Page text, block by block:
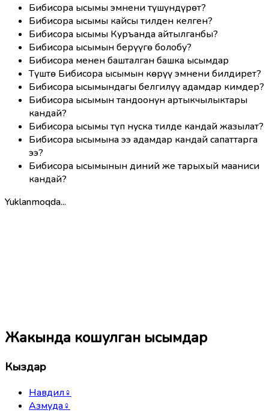
Бибисора ысымы эмнени түшүндүрөт?
Бибисора ысымы кайсы тилден келген?
Бибисора ысымы Куръанда айтылганбы?
Бибисора ысымын берүүгө болобу?
Бибисора менен башталган башка ысымдар
Түштө Бибисора ысымын көрүү эмнени билдирет?
Бибисора ысымындагы белгилүү адамдар кимдер?
Бибисора ысымын тандоонун артыкчылыктары
кандай?
Бибисора ысымы түп нуска тилде кандай жазылат?
Бибисора ысымына ээ адамдар кандай сапаттарга
ээ?
Бибисора ысымынын диний же тарыхый мааниси
кандай?
Yuklanmoqda...
Жакында кошулган ысымдар
Кыздар
Навдил♀
Азмуда♀